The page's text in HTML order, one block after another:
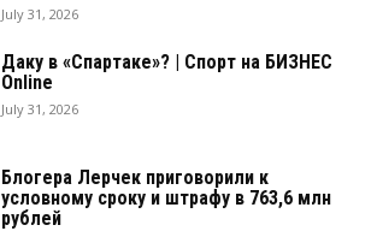
July 31, 2026
Даку в «Спартаке»? | Спорт на БИЗНЕС
Online
July 31, 2026
Блогера Лерчек приговорили к
условному сроку и штрафу в 763,6 млн
рублей